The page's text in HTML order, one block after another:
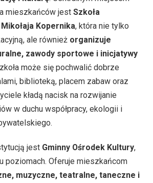
mieszkańców jest Szkoła
Kopernika, która nie tylko
ale również organizuje
zawody sportowe i inicjatywy
może się pochwalić dobrze
biblioteką, placem zabaw oraz
kładą nacisk na rozwijanie
w duchu współpracy, ekologii i
jest Gminny Ośrodek Kultury,
poziomach. Oferuje mieszkańcom
muzyczne, teatralne, taneczne i